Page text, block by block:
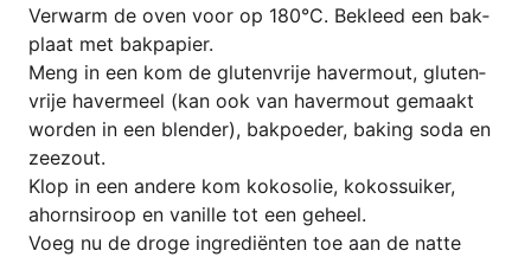
Ver­warm de oven voor op 180°C. Bekleed een bak­
pla­at met bakpapier.
Meng in een kom de glu­ten­vri­je haver­mout, glu­ten­
vri­je haver­meel (kan ook van haver­mout gema­akt
wor­den in een blen­der), bak­poe­der, bak­ing soda en
zeezout.
Klop in een ande­re kom koko­so­lie, kokos­sui­ker,
ahorn­si­roop en vanil­le tot een geheel.
Voeg nu de dro­ge ingre­diën­ten toe aan de nat­te